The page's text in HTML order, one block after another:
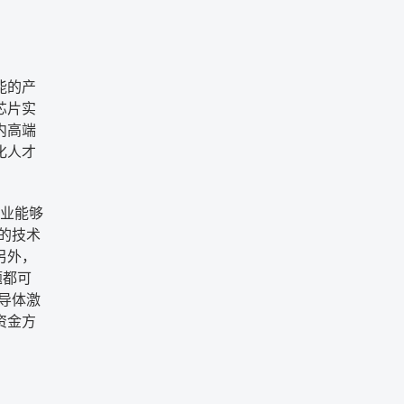
的产
片实
高端
人才
能够
技术
，
可
体激
金方